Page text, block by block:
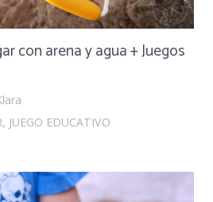
con arena y agua + Juegos
, JUEGO EDUCATIVO